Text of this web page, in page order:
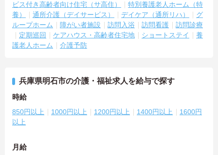
ビス付き高齢者向け住宅（サ高住）
特別養護老人ホーム（特
養）
通所介護（デイサービス） デイケア（通所リハ）
グ
ループホーム
障がい者施設 訪問入浴 訪問看護
訪問診療
定期巡回
ケアハウス・高齢者住宅地 ショートステイ
養
護老人ホーム
介護予防
兵庫県明石市の介護・福祉求人を給与で探す
時給
850円以上 1000円以上 1200円以上 1400円以上
1600円
以上
月給